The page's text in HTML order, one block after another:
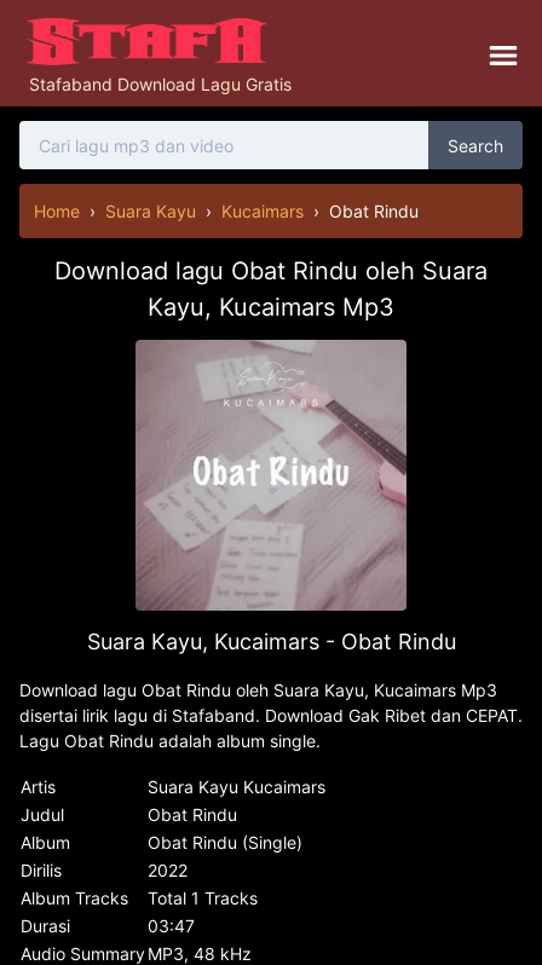
Stafaband Download Lagu Gratis
Search
Home › Suara Kayu › Kucaimars › Obat Rindu
Download lagu Obat Rindu oleh Suara
Kayu, Kucaimars Mp3
Suara Kayu, Kucaimars - Obat Rindu
Download lagu Obat Rindu oleh Suara Kayu, Kucaimars Mp3
disertai lirik lagu di Stafaband. Download Gak Ribet dan CEPAT.
Lagu Obat Rindu adalah album single.
Artis
Suara Kayu Kucaimars
Judul
Obat Rindu
Album
Obat Rindu (Single)
Dirilis
2022
Album Tracks
Total 1 Tracks
Durasi
03:47
Audio SummaryMP3, 48 kHz